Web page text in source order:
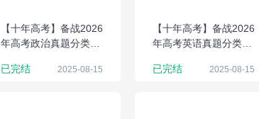
【十年高考】备战2026
年高考政治真题分类解
版）
已完结 2025-08-15
【十年高考】备战2026
年高考英语真题分类解
版）
已完结 2025-08-15